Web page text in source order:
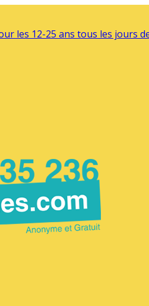
les 12-25 ans tous les jours